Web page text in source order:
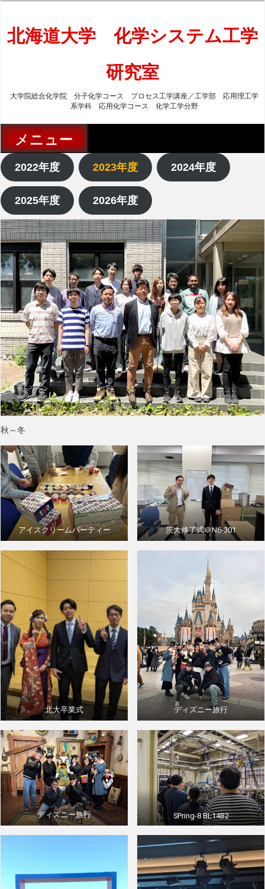
テ
ン北海道大学 化学システム工学
研究室
大学院総合化学院 分子化学コース プロセス工学講座／工学部 応用理工学
系学科 応用化学コース 化学工学分野
メニュー
2022年度 2023年度 2024年度
2025年度 2026年度
秋～冬
アイスクリームパーティー 茨大修了式＠N6-301
北大卒業式 ディズニー旅行
ディズニー旅行 SPring-8 BL14B2